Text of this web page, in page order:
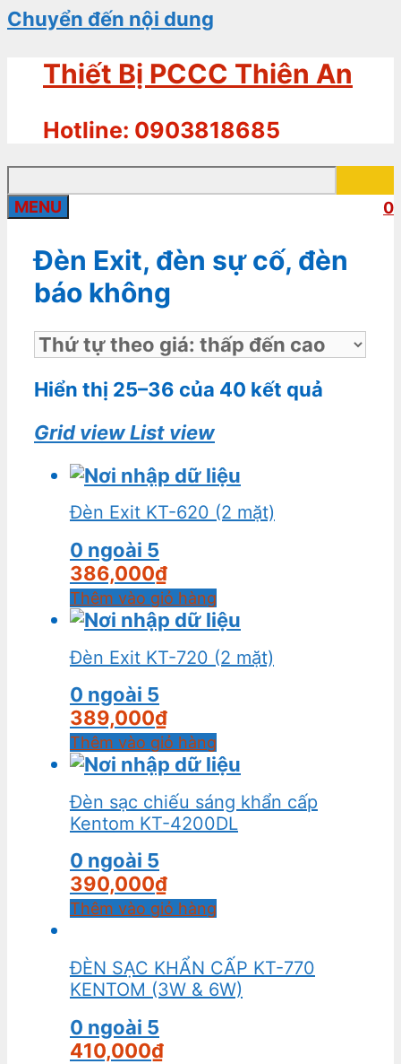
Chuyển đến nội dung
Thiết Bị PCCC Thiên An
Hotline: 0903818685
0
MENU
Đèn Exit, đèn sự cố, đèn
báo không
Hiển thị 25–36 của 40 kết quả
Grid viewList view
Đèn Exit KT-620 (2 mặt)
0 ngoài 5
386,000₫
Thêm vào giỏ hàng
Đèn Exit KT-720 (2 mặt)
0 ngoài 5
389,000₫
Thêm vào giỏ hàng
Đèn sạc chiếu sáng khẩn cấp
Kentom KT-4200DL
0 ngoài 5
390,000₫
Thêm vào giỏ hàng
ĐÈN SẠC KHẨN CẤP KT-770
KENTOM (3W & 6W)
0 ngoài 5
410,000₫